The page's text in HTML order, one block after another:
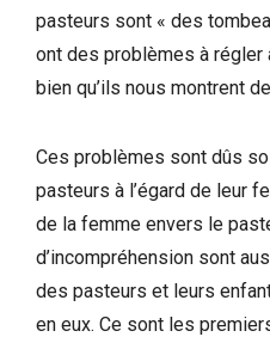
pasteurs sont « des
ont des problèmes à
bien qu’ils nous montrent
Ces problèmes sont dûs
pasteurs à l’égard de leur
de la femme envers le
d’incompréhension sont
des pasteurs et leurs
en eux. Ce sont les